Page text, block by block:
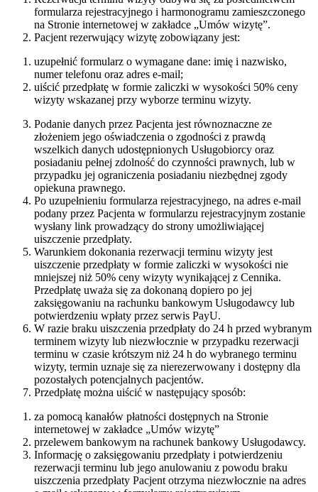
formularza rejestracyjnego i harmonogramu zamieszczonego
na Stronie internetowej w zakładce „Umów wizytę”.
Pacjent rezerwujący wizytę zobowiązany jest:
uzupełnić formularz o wymagane dane: imię i nazwisko,
numer telefonu oraz adres e-mail;
uiścić przedpłatę w formie zaliczki w wysokości 50% ceny
wizyty wskazanej przy wyborze terminu wizyty.
Podanie danych przez Pacjenta jest równoznaczne ze
złożeniem jego oświadczenia o zgodności z prawdą
wszelkich danych udostępnionych Usługobiorcy oraz
posiadaniu pełnej zdolność do czynności prawnych, lub w
przypadku jej ograniczenia posiadaniu niezbędnej zgody
opiekuna prawnego.
Po uzupełnieniu formularza rejestracyjnego, na adres e-mail
podany przez Pacjenta w formularzu rejestracyjnym zostanie
wysłany link prowadzący do strony umożliwiającej
uiszczenie przedpłaty.
Warunkiem dokonania rezerwacji terminu wizyty jest
uiszczenie przedpłaty w formie zaliczki w wysokości nie
mniejszej niż 50% ceny wizyty wynikającej z Cennika.
Przedpłatę uważa się za dokonaną dopiero po jej
zaksięgowaniu na rachunku bankowym Usługodawcy lub
potwierdzeniu wpłaty przez serwis PayU.
W razie braku uiszczenia przedpłaty do 24 h przed wybranym
terminem wizyty lub niezwłocznie w przypadku rezerwacji
terminu w czasie krótszym niż 24 h do wybranego terminu
wizyty, termin uznaje się za nierezerwowany i dostępny dla
pozostałych potencjalnych pacjentów.
Przedpłatę można uiścić w następujący sposób:
za pomocą kanałów płatności dostępnych na Stronie
internetowej w zakładce „Umów wizytę”
przelewem bankowym na rachunek bankowy Usługodawcy.
Informację o zaksięgowaniu przedpłaty i potwierdzeniu
rezerwacji terminu lub jego anulowaniu z powodu braku
uiszczenia przedpłaty Pacjent otrzyma niezwłocznie na adres